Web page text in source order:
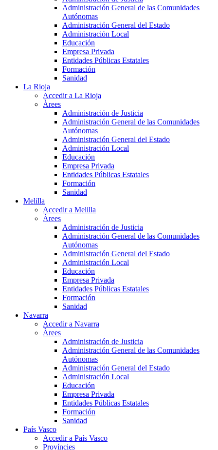
Administración General de las Comunidades
Autónomas
Administración General del Estado
Administración Local
Educación
Empresa Privada
Entidades Públicas Estatales
Formación
Sanidad
La Rioja
Accedir a La Rioja
Àrees
Administración de Justicia
Administración General de las Comunidades
Autónomas
Administración General del Estado
Administración Local
Educación
Empresa Privada
Entidades Públicas Estatales
Formación
Sanidad
Melilla
Accedir a Melilla
Àrees
Administración de Justicia
Administración General de las Comunidades
Autónomas
Administración General del Estado
Administración Local
Educación
Empresa Privada
Entidades Públicas Estatales
Formación
Sanidad
Navarra
Accedir a Navarra
Àrees
Administración de Justicia
Administración General de las Comunidades
Autónomas
Administración General del Estado
Administración Local
Educación
Empresa Privada
Entidades Públicas Estatales
Formación
Sanidad
País Vasco
Accedir a País Vasco
Províncies